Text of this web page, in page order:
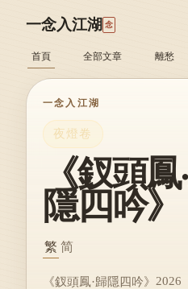
一念入江湖 念
首頁 全部文章 離愁
一念入江湖
夜燈卷
《釵頭
隱四吟》
繁 简
《釵頭鳳·歸隱四吟》 2026